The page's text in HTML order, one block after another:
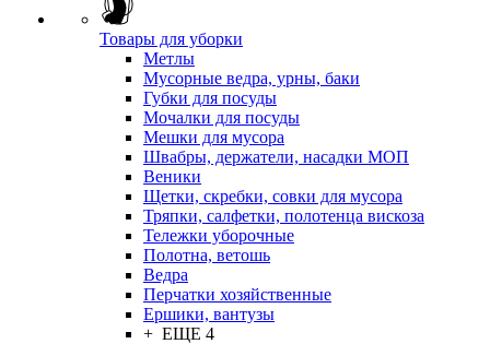
Товары для уборки
Метлы
Мусорные ведра, урны, баки
Губки для посуды
Мочалки для посуды
Мешки для мусора
Швабры, держатели, насадки МОП
Веники
Щетки, скребки, совки для мусора
Тряпки, салфетки, полотенца вискоза
Тележки уборочные
Полотна, ветошь
Ведра
Перчатки хозяйственные
Ершики, вантузы
+ ЕЩЕ 4